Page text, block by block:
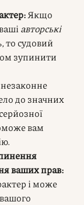
Якщо
авторські
то судовий
зупинити
до значних
вам
ваших прав:
і може